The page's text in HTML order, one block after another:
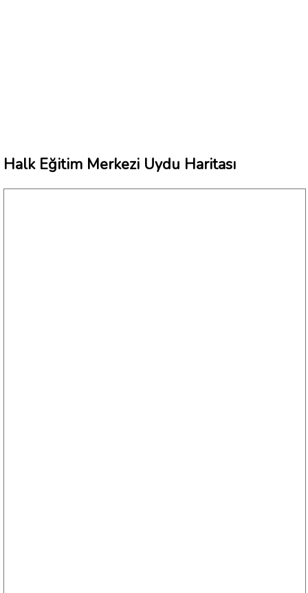
Halk Eğitim Merkezi Uydu Haritası